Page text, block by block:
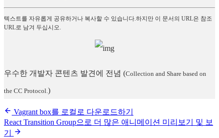
텍스트를 자유롭게 공유하거나 복사할 수 있습니다.하지만 이 문서의 URL은 참조
URL로 남겨 두십시오.
우수한 개발자 콘텐츠 발견에 전념 (Collection and Share based on
the CC Protocol.)
Vagrant box를 로컬로 다운로드하기
React Transition Group으로 더 많은 애니메이션 미리보기 및 보
기